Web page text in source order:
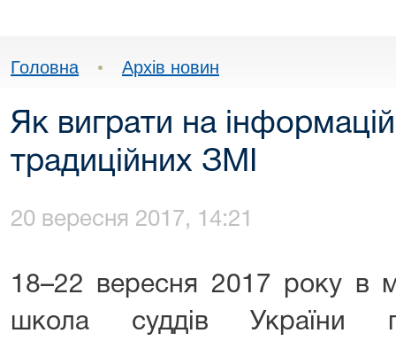
Головна • Архів новин
Як виграти на
традиційних ЗМІ
20 вересня 2017, 14:21
18–22 вересня 2017 року в
школа суддів України